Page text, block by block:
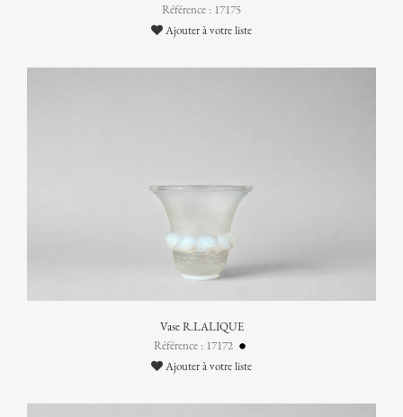
Référence : 17175
Ajouter à votre liste
Vase R.LALIQUE
Référence : 17172
Ajouter à votre liste